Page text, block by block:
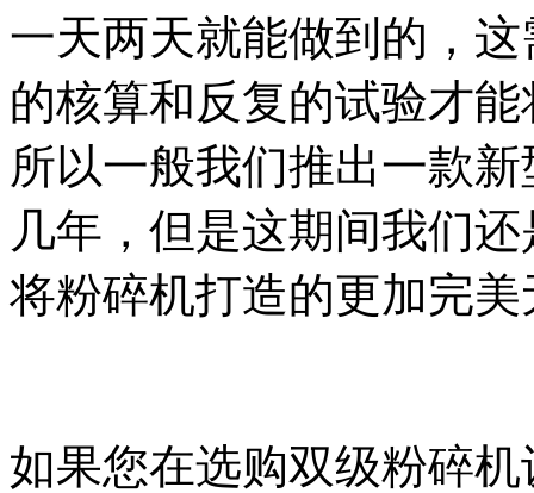
一天两天就能做到的，
的核算和反复的试验才
所以一般我们推出一款
几年，但是这期间我们
将粉碎机打造的更加完美
如果您在选购双级粉碎